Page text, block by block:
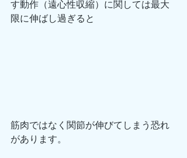
す動作（遠心性収縮）に関しては最大
限に伸ばし過ぎると
筋肉ではなく関節が伸びてしまう恐れ
があります。